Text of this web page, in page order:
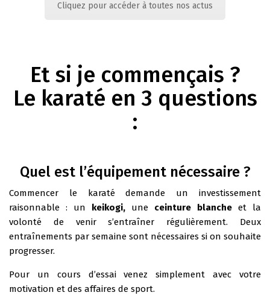
Cliquez pour accéder à toutes nos actus
Et si je commençais ?
Le karaté en 3 questions
:
Quel est l’équipement nécessaire ?
Commencer le karaté demande un investissement
raisonnable : un keikogi, une ceinture blanche et la
volonté de venir s’entraîner régulièrement. Deux
entraînements par semaine sont nécessaires si on souhaite
progresser.
Pour un cours d’essai venez simplement avec votre
motivation et des affaires de sport.